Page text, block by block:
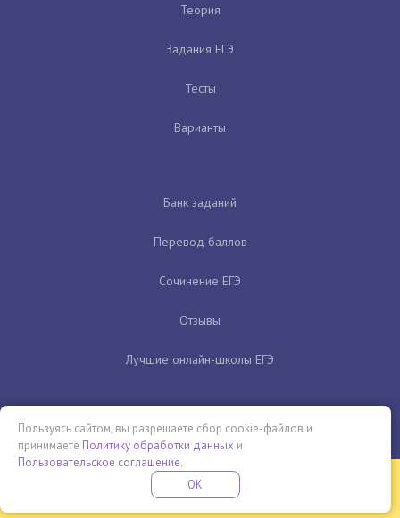
Теория
Задания ЕГЭ
Тесты
Варианты
Банк заданий
Перевод баллов
Сочинение ЕГЭ
Отзывы
Лучшие онлайн-школы ЕГЭ
Бесплатная летняя школа
ПРОВЕДИ ЭТО ЛЕТО С ПОЛЬЗОЙ
Пользуясь сайтом, вы разрешаете сбор cookie-файлов и
принимаете Политику обработки данных и
Пользовательское соглашение.
OK